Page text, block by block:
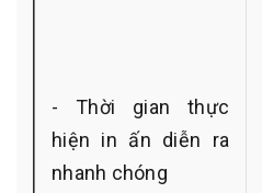
- Thời gian thực
hiện in ấn diễn ra
nhanh chóng